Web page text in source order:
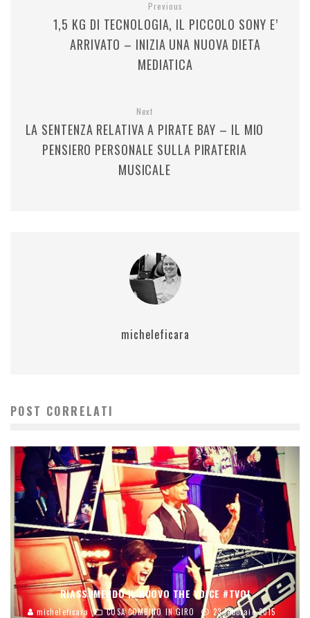
Previous
1,5 KG DI TECNOLOGIA, IL PICCOLO SONY E’
ARRIVATO – INIZIA UNA NUOVA DIETA
MEDIATICA
Next
LA SENTENZA RELATIVA A PIRATE BAY – IL MIO
PENSIERO PERSONALE SULLA PIRATERIA
MUSICALE
micheleficara
POST CORRELATI
RIASSUMENDO IL NUOVO THE VOICE #TVOI
micheleficara COSA COMBINO IN GIRO 23 Febbraio 2015